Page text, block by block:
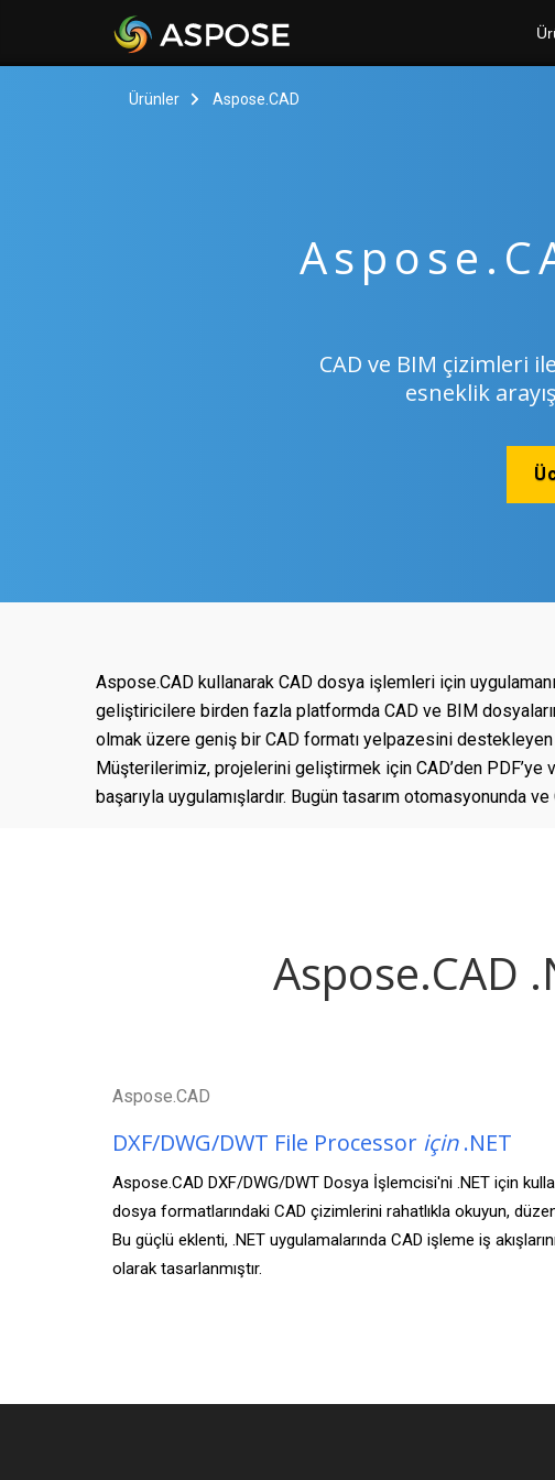
Ürünler Aspose.CAD
CAD ve BIM çizimleri
esneklik
Aspose.CAD kullanarak CAD dosya işlemleri için
geliştiricilere birden fazla platformda CAD ve BIM
olmak üzere geniş bir CAD formatı yelpazesini
Müşterilerimiz, projelerini geliştirmek için CAD’den
başarıyla uygulamışlardır. Bugün tasarım otomasyonunda
Aspose.CAD
Aspose.CAD
DXF/DWG/DWT File Processor için.NET
Aspose.CAD DXF/DWG/DWT Dosya İşlemcisi'ni .NET için
dosya formatlarındaki CAD çizimlerini rahatlıkla okuyun,
Bu güçlü eklenti, .NET uygulamalarında CAD işleme iş
olarak tasarlanmıştır.